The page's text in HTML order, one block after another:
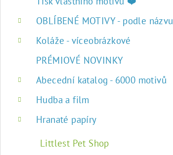
OBLÍBENÉ MOTIVY - podle názvu
Koláže - víceobrázkové
PRÉMIOVÉ NOVINKY
Abecední katalog - 6000 motivů
Hudba a film
Hranaté papíry
Littlest Pet Shop